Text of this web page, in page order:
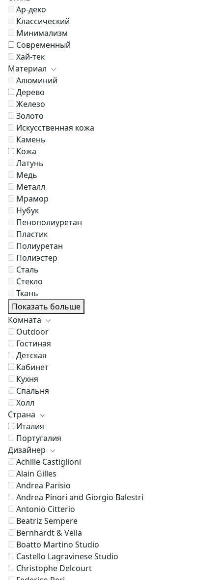
Ар-деко
Классический
Минимализм
Современный
Хай-тек
Материал
Алюминий
Дерево
Железо
Золото
Искусственная кожа
Камень
Кожа
Латунь
Медь
Металл
Мрамор
Нубук
Пенополиуретан
Пластик
Полиуретан
Полиэстер
Сталь
Стекло
Ткань
Показать больше
Комната
Outdoor
Гостиная
Детская
Кабинет
Кухня
Спальня
Холл
Страна
Италия
Португалия
Дизайнер
Achille Castiglioni
Alain Gilles
Andrea Parisio
Andrea Pinori and Giorgio Balestri
Antonio Citterio
Beatriz Sempere
Bernhardt & Vella
Boatto Martino Studio
Castello Lagravinese Studio
Christophe Delcourt